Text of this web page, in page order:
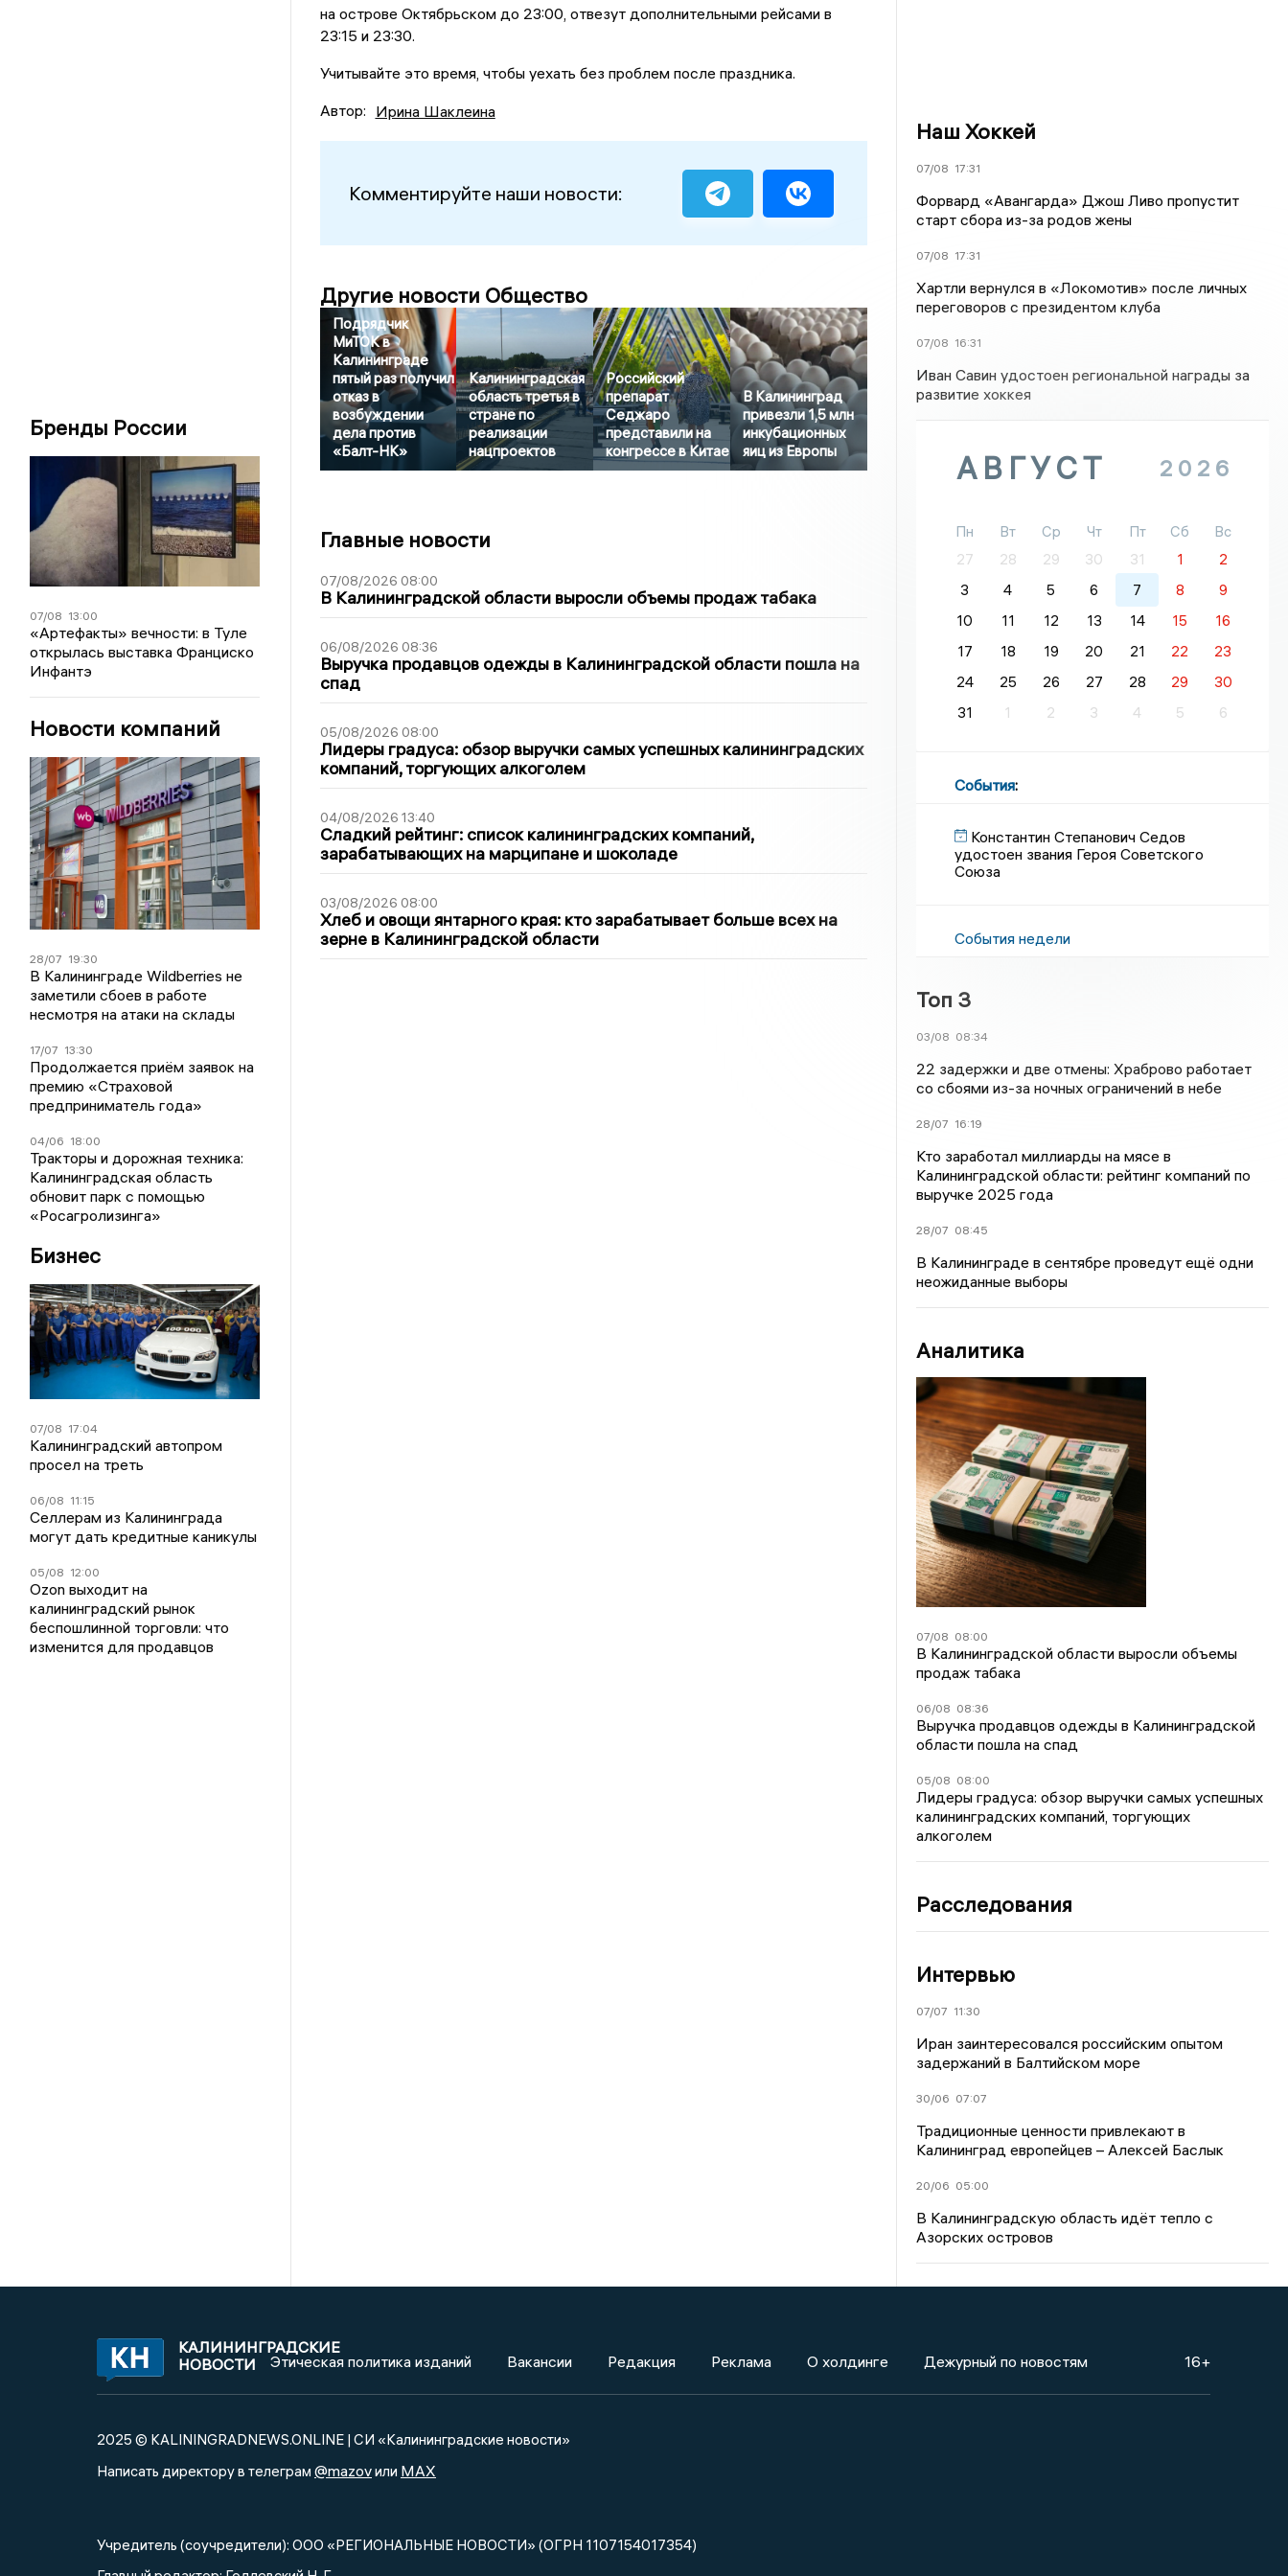
Бренды России
07/08 13:00
«Артефакты» вечности: в Туле
открылась выставка Франциско
Инфантэ
Новости компаний
28/07 19:30
В Калининграде Wildberries не
заметили сбоев в работе
несмотря на атаки на склады
17/07 13:30
Продолжается приём заявок на
премию «Страховой
предприниматель года»
04/06 18:00
Тракторы и дорожная техника:
Калининградская область
обновит парк с помощью
«Росагролизинга»
Бизнес
07/08 17:04
Калининградский автопром
просел на треть
06/08 11:15
Селлерам из Калининграда
могут дать кредитные каникулы
05/08 12:00
Ozon выходит на
калининградский рынок
беспошлинной торговли: что
изменится для продавцов
на острове Октябрьском до 23:00, отвезут дополнительными рейсами в
23:15 и 23:30.
Учитывайте это время, чтобы уехать без проблем после праздника.
Автор: Ирина Шаклеина
Комментируйте наши новости:
Другие новости Общество
Подрядчик
МиТОК в
Калининграде
пятый раз получил
отказ в
возбуждении
дела против
«Балт-НК»
Калининградская
область третья в
стране по
реализации
нацпроектов
Российский
препарат
Седжаро
представили на
конгрессе в Китае
В Калининград
привезли 1,5 млн
инкубационных
яиц из Европы
Главные новости
07/08/2026 08:00
В Калининградской области выросли объемы продаж табака
06/08/2026 08:36
Выручка продавцов одежды в Калининградской области пошла на
спад
05/08/2026 08:00
Лидеры градуса: обзор выручки самых успешных калининградских
компаний, торгующих алкоголем
04/08/2026 13:40
Сладкий рейтинг: список калининградских компаний,
зарабатывающих на марципане и шоколаде
03/08/2026 08:00
Хлеб и овощи янтарного края: кто зарабатывает больше всех на
зерне в Калининградской области
Наш Хоккей
07/08 17:31
Форвард «Авангарда» Джош Ливо пропустит
старт сбора из-за родов жены
07/08 17:31
Хартли вернулся в «Локомотив» после личных
переговоров с президентом клуба
07/08 16:31
Иван Савин удостоен региональной награды за
развитие хоккея
АВГУСТ 2026
Пн Вт Ср Чт Пт Сб
Вс
27
28 29 30 31 1
2
3
4 5 6 7 8
9
10
11 12 13 14 15
16
17
18 19 20 21 22
23
24
25 26 27 28 29
30
31
1 2 3 4 5 6
События:
Константин Степанович Седов
удостоен звания Героя Советского
Союза
События недели
Топ 3
03/08 08:34
22 задержки и две отмены: Храброво работает
со сбоями из-за ночных ограничений в небе
28/07 16:19
Кто заработал миллиарды на мясе в
Калининградской области: рейтинг компаний по
выручке 2025 года
28/07 08:45
В Калининграде в сентябре проведут ещё одни
неожиданные выборы
Аналитика
07/08 08:00
В Калининградской области выросли объемы
продаж табака
06/08 08:36
Выручка продавцов одежды в Калининградской
области пошла на спад
05/08 08:00
Лидеры градуса: обзор выручки самых успешных
калининградских компаний, торгующих
алкоголем
Расследования
Интервью
07/07 11:30
Иран заинтересовался российским опытом
задержаний в Балтийском море
30/06 07:07
Традиционные ценности привлекают в
Калининград европейцев – Алексей Баслык
20/06 05:00
В Калининградскую область идёт тепло с
Азорских островов
КАЛИНИНГРАДСКИЕ
НОВОСТИ
Этическая политика изданий Вакансии Редакция Реклама О холдинге Дежурный по новостям 16+
2025 © KALININGRADNEWS.ONLINE | СИ «Калининградские новости»
Написать директору в телеграм @mazovили MAX
Учредитель (соучредители): ООО «РЕГИОНАЛЬНЫЕ НОВОСТИ» (ОГРН 1107154017354)